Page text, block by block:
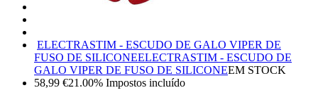
ELECTRASTIM - ESCUDO DE GALO VIPER DE
FUSO DE SILICONEELECTRASTIM - ESCUDO DE
GALO VIPER DE FUSO DE SILICONEEM STOCK
58,99 €21.00% Impostos incluído